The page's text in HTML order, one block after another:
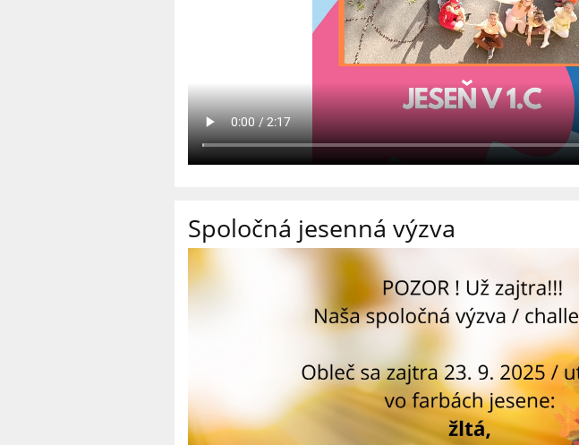
Spoločná jesenná výzva